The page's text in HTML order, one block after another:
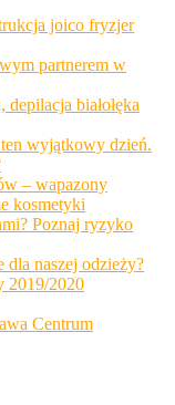
joico fryzjer
partnerem w
białołęka
wyjątkowy dzień.
– wapazony
kosmetyki
Poznaj ryzyko
dla naszej odzieży?
2019/2020
Centrum